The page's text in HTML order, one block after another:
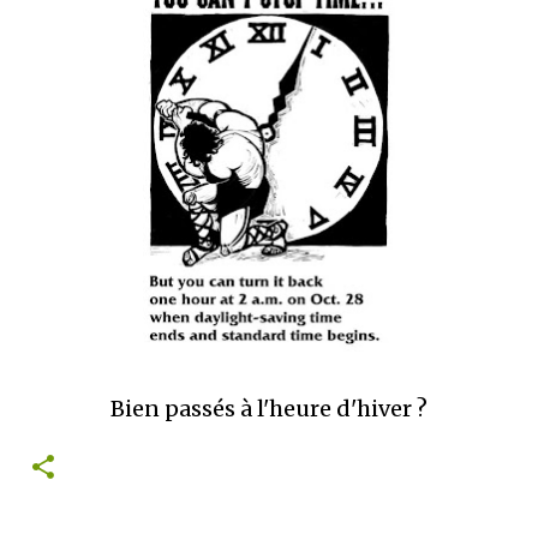
mettre sous tous les yeux. C'est cela...
Bien passés à l'heure d'hiver ?